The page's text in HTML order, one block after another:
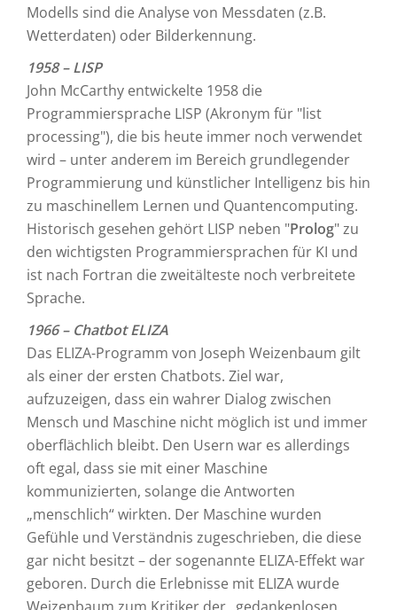
Modells sind die Analyse von Messdaten (z.B.
Wetterdaten) oder Bilderkennung.
1958 – LISP
John McCarthy entwickelte 1958 die
Programmiersprache LISP (Akronym für "list
processing"), die bis heute immer noch verwendet
wird – unter anderem im Bereich grundlegender
Programmierung und künstlicher Intelligenz bis hin
zu maschinellem Lernen und Quantencomputing.
Historisch gesehen gehört LISP neben "Prolog" zu
den wichtigsten Programmiersprachen für KI und
ist nach Fortran die zweitälteste noch verbreitete
Sprache.
1966 – Chatbot ELIZA
Das ELIZA-Programm von Joseph Weizenbaum gilt
als einer der ersten Chatbots. Ziel war,
aufzuzeigen, dass ein wahrer Dialog zwischen
Mensch und Maschine nicht möglich ist und immer
oberflächlich bleibt. Den Usern war es allerdings
oft egal, dass sie mit einer Maschine
kommunizierten, solange die Antworten
„menschlich“ wirkten. Der Maschine wurden
Gefühle und Verständnis zugeschrieben, die diese
gar nicht besitzt – der sogenannte ELIZA-Effekt war
geboren. Durch die Erlebnisse mit ELIZA wurde